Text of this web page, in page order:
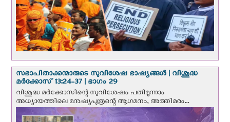
സഭാപിതാക്കന്മാരുടെ സുവിശേഷ ഭാഷ്യങ്ങള്‍ | വിശുദ്ധ
മര്‍ക്കോസ് 13:24-37 | ഭാഗം 29
വിശുദ്ധ മര്‍ക്കോസിന്റെ സുവിശേഷം പതിമൂന്നാം
അധ്യായത്തിലെ മനുഷ്യപുത്രന്റെ ആഗമനം, അത്തിമരം...